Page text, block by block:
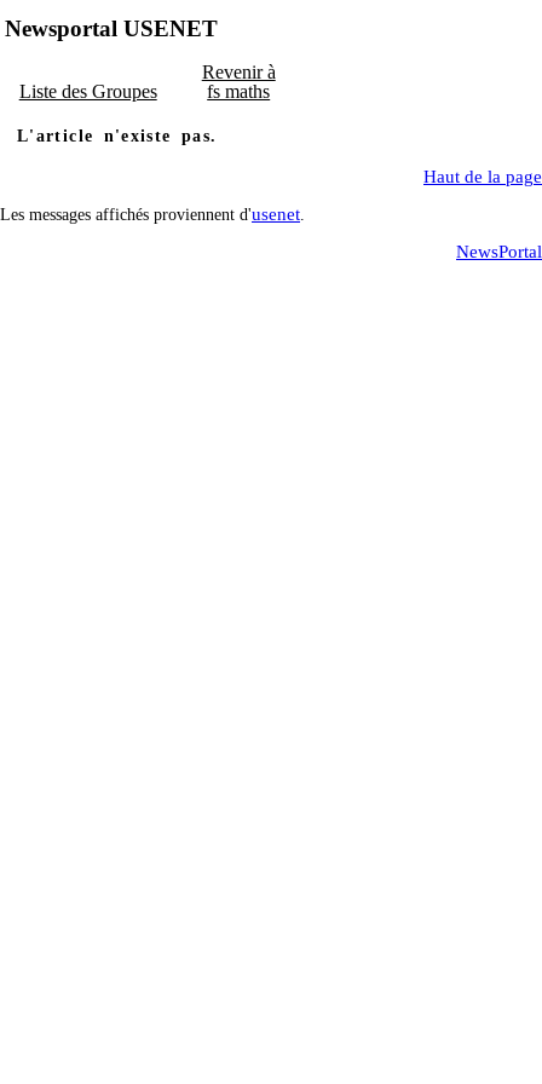
Newsportal USENET
Liste des Groupes
Revenir à
fs maths
L'article n'existe pas.
Haut de la page
Les messages affichés proviennent d'usenet
NewsPortal